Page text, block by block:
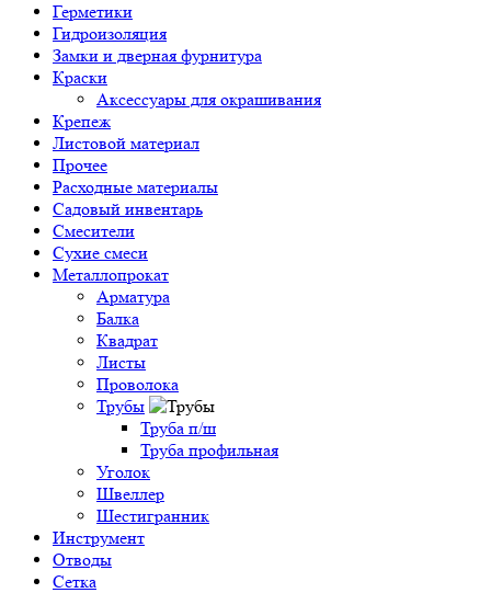
Герметики
Гидроизоляция
Замки и дверная фурнитура
Краски
Аксессуары для окрашивания
Крепеж
Листовой материал
Прочее
Расходные материалы
Садовый инвентарь
Смесители
Сухие смеси
Металлопрокат
Арматура
Балка
Квадрат
Листы
Проволока
Трубы
Труба п/ш
Труба профильная
Уголок
Швеллер
Шестигранник
Инструмент
Отводы
Сетка